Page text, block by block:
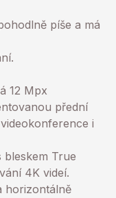
píše a má
12 Mpx
přední
i
bleskem True
4K videí.
horizontálně